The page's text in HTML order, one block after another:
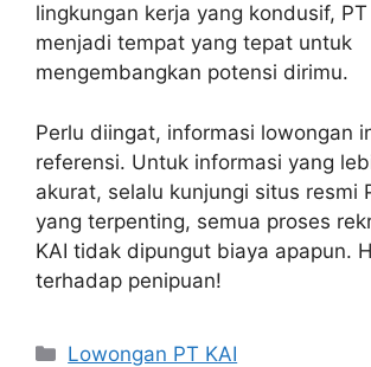
lingkungan kerja yang kondusif,
menjadi tempat yang tepat untuk
mengembangkan potensi dirimu.
Perlu diingat, informasi lowongan
referensi. Untuk informasi yang
akurat, selalu kunjungi situs resmi
yang terpenting, semua proses
KAI tidak dipungut biaya apapun.
terhadap penipuan!
Categories
Lowongan PT KAI